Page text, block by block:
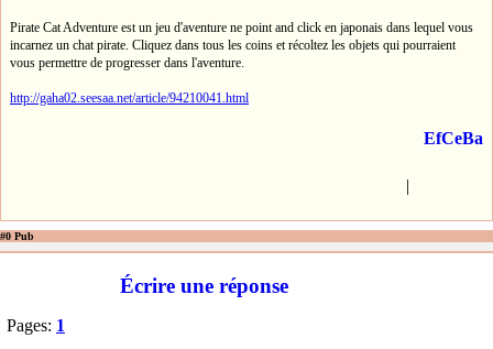
Pirate Cat Adventure est un jeu d'aventure ne point and click en japonais dans lequel vous
incarnez un chat pirate. Cliquez dans tous les coins et récoltez les objets qui pourraient
vous permettre de progresser dans l'aventure.
http://gaha02.seesaa.net/article/94210041.html
EfCeBa
|
#0 Pub
Écrire une réponse
Pages: 1